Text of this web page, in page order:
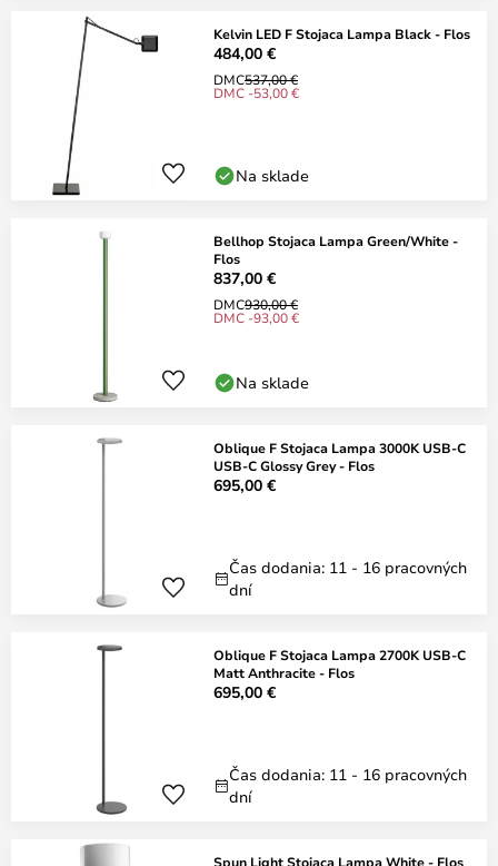
Kelvin LED F Stojaca Lampa Black - Flos
484,00 €
DMC537,00 €
DMC -53,00 €
Na sklade
Bellhop Stojaca Lampa Green/White -
Flos
837,00 €
DMC930,00 €
DMC -93,00 €
Na sklade
Oblique F Stojaca Lampa 3000K USB-C
USB-C Glossy Grey - Flos
695,00 €
Čas dodania: 11 - 16 pracovných
dní
Oblique F Stojaca Lampa 2700K USB-C
Matt Anthracite - Flos
695,00 €
Čas dodania: 11 - 16 pracovných
dní
Spun Light Stojaca Lampa White - Flos